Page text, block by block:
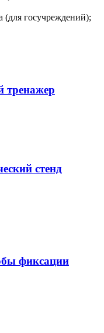
(для госучреждений);
тренажер
стенд
фиксации